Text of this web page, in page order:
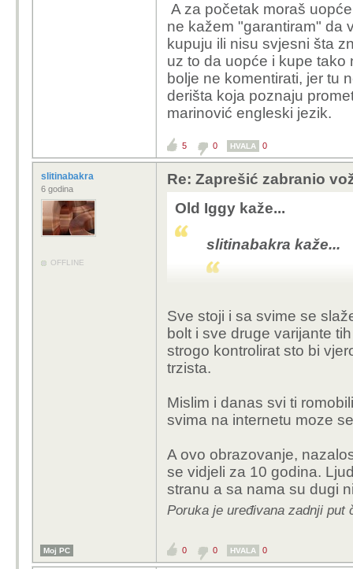
Shvaćam
brz,
Evo, recimo, nekih
1. Zabrana uvoza i
2. Ako idu više od 25
homologaciju i
mora se položiti
samo na cestu itd.
3. Policija mora raditi
4. Edukacija u
A za početak moraš
ne kažem "garantiram" da
kupuju ili nisu svjesni šta
uz to da uopće i kupe tako
bolje ne komentirati, jer tu
derišta koja poznaju
marinović engleski jezik.
5 0 HVALA 0
slitinabakra
6 godina
OFFLINE
Re: Zaprešić zabranio
Old Iggy kaže...
slitinabakra kaže...
Shvaćam
brz,
Evo, recimo, nekih
1. Zabrana uvoza i
2. Ako idu više od 25
mora se položiti
samo na cestu itd.
3. Policija mora raditi
4. Edukacija u
5. Teška ozljeda
Sve stoji i sa svime se
bolt i sve druge varijante
strogo kontrolirat sto bi
trzista.
Mislim i danas svi ti
svima na internetu moze
A ovo obrazovanje,
se vidjeli za 10 godina.
stranu a sa nama su dugi
Poruka je uređivana zadnji put
Moj PC 0 0 HVALA 0